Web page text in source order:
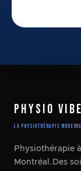
PHYSIO VIBE
LA PHYSIOTHÉRAPIE
Physiothérapie
Montréal.Des